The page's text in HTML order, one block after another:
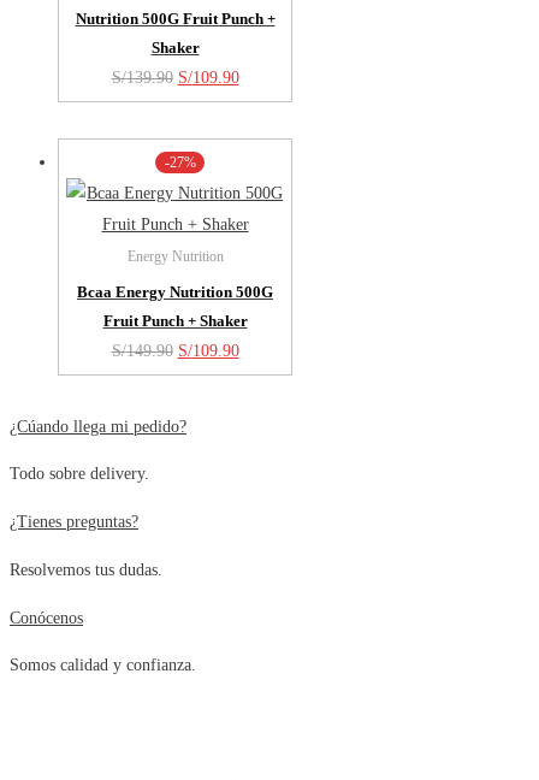
Nutrition 500G Fruit Punch +
Shaker
S/139.90 El
precio
original
era:
S/139.90.
S/109.90El
precio
actual
S/109.90.
-27%
Energy Nutrition
Bcaa Energy Nutrition 500G
Fruit Punch + Shaker
S/149.90 El
precio
S/109.90El
precio
¿Cúando llega mi pedido?
Todo sobre delivery.
¿Tienes preguntas?
Resolvemos tus dudas.
Conócenos
Somos calidad y confianza.